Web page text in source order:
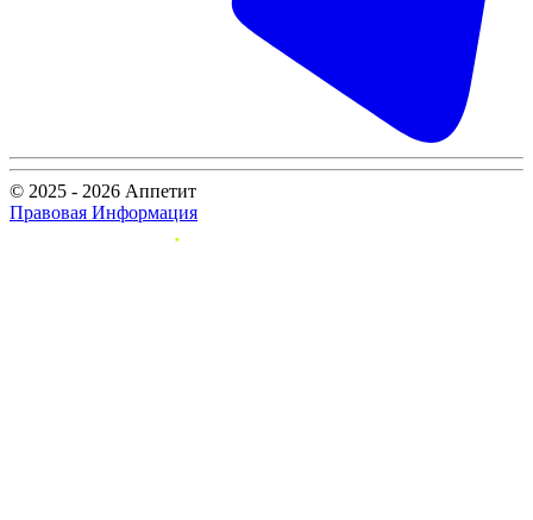
© 2025 - 2026 Аппетит
Правовая Информация